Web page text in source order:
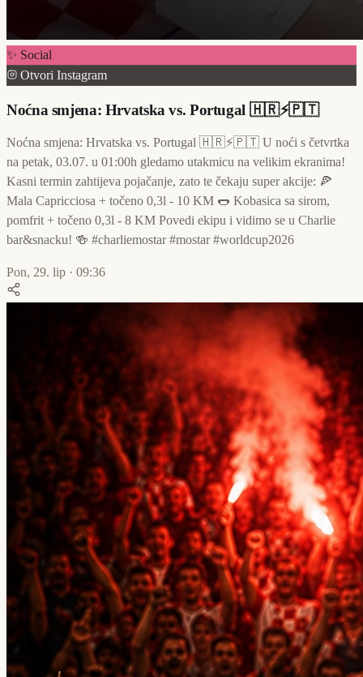
✨ Social
Otvori Instagram
Noćna smjena: Hrvatska vs. Portugal 🇭🇷⚡🇵🇹
Noćna smjena: Hrvatska vs. Portugal 🇭🇷⚡🇵🇹 U noći s četvrtka
na petak, 03.07. u 01:00h gledamo utakmicu na velikim ekranima!
Kasni termin zahtijeva pojačanje, zato te čekaju super akcije: 🍕
Mala Capricciosa + točeno 0,3l - 10 KM 🌭 Kobasica sa sirom,
pomfrit + točeno 0,3l - 8 KM Povedi ekipu i vidimo se u Charlie
bar&snacku! 🍻 #charliemostar #mostar #worldcup2026
Pon, 29. lip · 09:36